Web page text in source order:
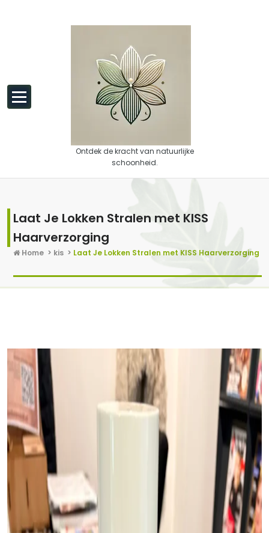
Ontdek de kracht van natuurlijke
schoonheid.
Laat Je Lokken Stralen met KISS
Haarverzorging
Home > kis > Laat Je Lokken Stralen met KISS Haarverzorging